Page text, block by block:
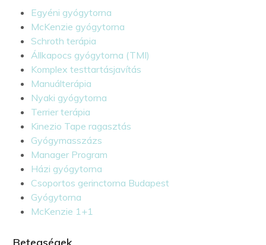
Egyéni gyógytorna
McKenzie gyógytorna
Schroth terápia
Állkapocs gyógytorna (TMI)
Komplex testtartásjavítás
Manuálterápia
Nyaki gyógytorna
Terrier terápia
Kinezio Tape ragasztás
Gyógymasszázs
Manager Program
Házi gyógytorna
Csoportos gerinctorna Budapest
Gyógytorna
McKenzie 1+1
Betegségek